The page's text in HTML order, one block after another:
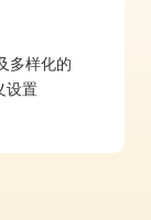
多样化的
设置